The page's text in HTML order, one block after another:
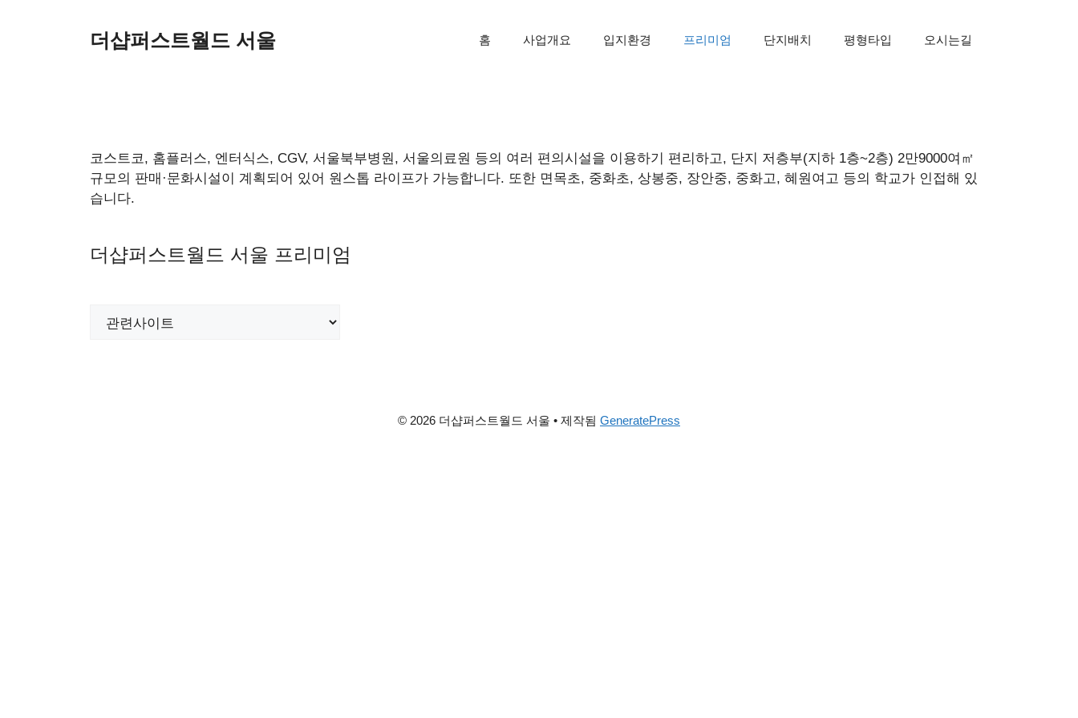
더샵퍼스트월드 서울 홈 사업개요 입지환경 프리미엄 단지배치 평형타입 오시는길
코스트코, 홈플러스, 엔터식스, CGV, 서울북부병원, 서울의료원 등의 여러 편의시설을 이용하기 편리하고, 단지 저층부(지하 1층~2층) 2만9000여㎡
규모의 판매·문화시설이 계획되어 있어 원스톱 라이프가 가능합니다. 또한 면목초, 중화초, 상봉중, 장안중, 중화고, 혜원여고 등의 학교가 인접해 있
습니다.
더샵퍼스트월드 서울 프리미엄
© 2026 더샵퍼스트월드 서울 • 제작됨 GeneratePress